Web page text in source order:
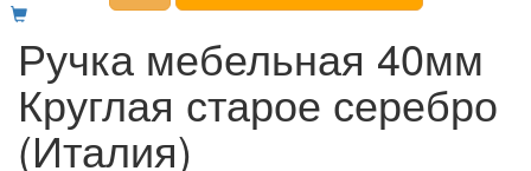
Ручка мебельная 40мм
Круглая старое серебро
(Италия)